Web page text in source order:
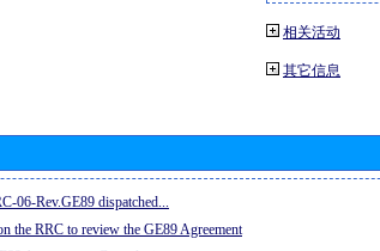
相关活动
其它信息
06-Rev.GE89 dispatched...
the RRC to review the GE89 Agreement